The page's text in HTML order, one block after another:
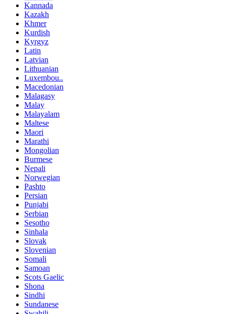
Kannada
Kazakh
Khmer
Kurdish
Kyrgyz
Latin
Latvian
Lithuanian
Luxembou..
Macedonian
Malagasy
Malay
Malayalam
Maltese
Maori
Marathi
Mongolian
Burmese
Nepali
Norwegian
Pashto
Persian
Punjabi
Serbian
Sesotho
Sinhala
Slovak
Slovenian
Somali
Samoan
Scots Gaelic
Shona
Sindhi
Sundanese